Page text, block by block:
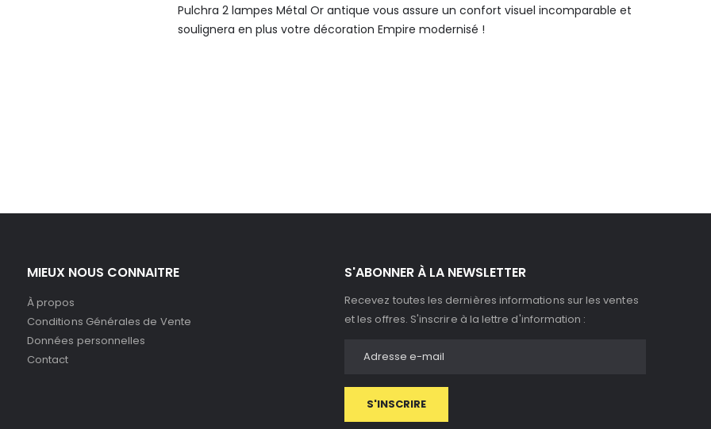
Pulchra 2 lampes Métal Or antique vous assure un confort visuel incomparable et
soulignera en plus votre décoration Empire modernisé !
MIEUX NOUS CONNAITRE
À propos
Conditions Générales de Vente
Données personnelles
Contact
S'ABONNER À LA NEWSLETTER
Recevez toutes les dernières informations sur les ventes
et les offres. S'inscrire à la lettre d'information :
S'INSCRIRE